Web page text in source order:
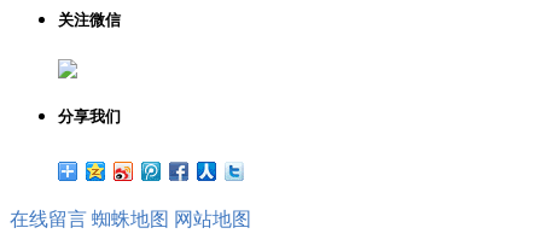
关注微信
分享我们
在线留言 蜘蛛地图 网站地图